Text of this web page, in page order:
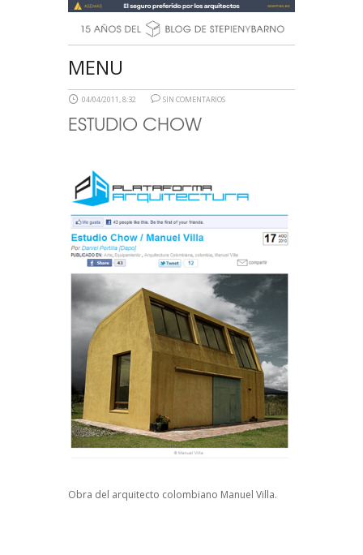
MENU
04/04/2011, 8:32 SIN COMENTARIOS
ESTUDIO CHOW
Obra del arquitecto colombiano Manuel Villa.